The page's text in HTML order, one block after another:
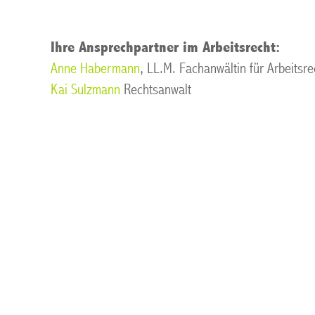
Ihre Ansprechpartner im Arbeitsrecht:
Anne Habermann, LL.M. Fachanwältin für
Kai Sulzmann Rechtsanwalt